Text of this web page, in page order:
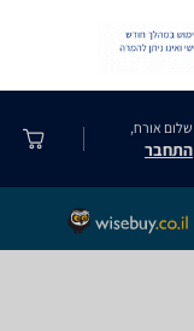
שלום אורח,
התחבר